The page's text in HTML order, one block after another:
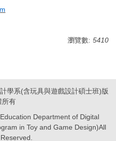
瀏覽數: 5410
學系(含玩具與遊戲設計碩士班)版
所有
Department of Digital
in Toy and Game Design)All